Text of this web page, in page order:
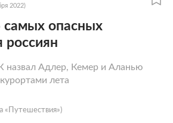
2022)
самых опасных
россиян
назвал Адлер, Кемер и Аланью
лета
«Путешествия»)